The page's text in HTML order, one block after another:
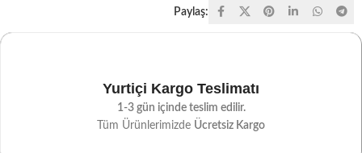
Paylaş:
Yurtiçi Kargo Teslimatı
1-3 gün içinde teslim edilir.
Tüm Ürünlerimizde Ücretsiz Kargo